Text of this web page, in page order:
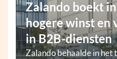
Zalando boekt
hogere winst en
in B2B-diensten
Zalando behaalde in